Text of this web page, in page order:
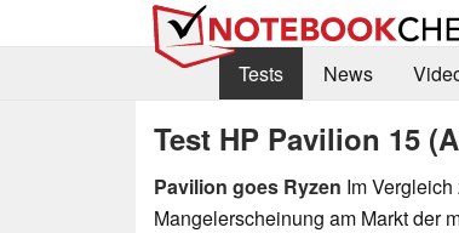
Tests
News
Test HP Pavilion 15
Pavilion goes Ryzen Im
Mangelerscheinung am Markt der